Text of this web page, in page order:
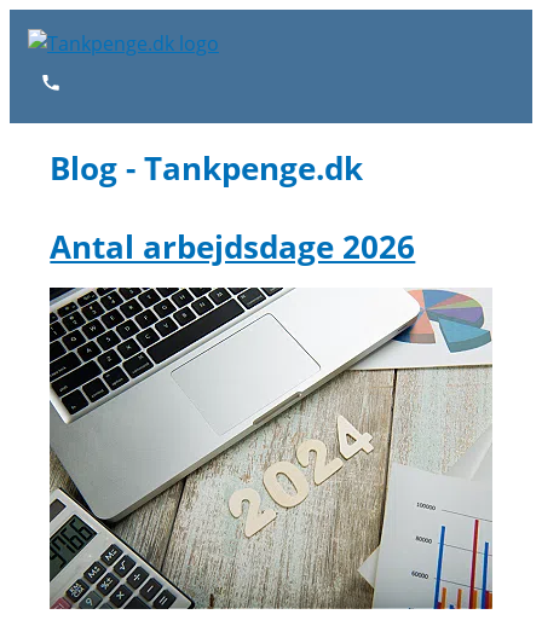
Gå
indholdet
Blog - Tankpenge.dk
Antal arbejdsdage 2026